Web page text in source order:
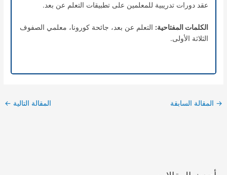
عقد دورات تدريبية للمعلمين على تطبيقات التعلم عن بعد.
الكلمات المفتاحية: التعلم عن بعد، جائحة كورونا، معلمي الصفوف
الثلاثة الأولى.
→ المقالة السابقة المقالة التالية ←